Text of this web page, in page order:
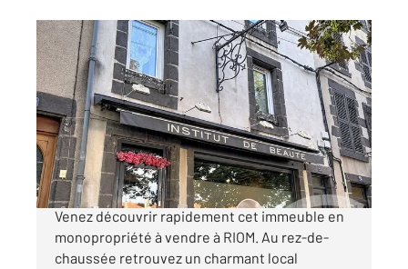
RIOM 63
135 m2, 5 pièces
Ref : 25204
Maison à vendre
187 500 €
RIOM Centre - Local libre et appartement loué
Venez découvrir rapidement cet immeuble en
monopropriété à vendre à RIOM. Au rez-de-
chaussée retrouvez un charmant local